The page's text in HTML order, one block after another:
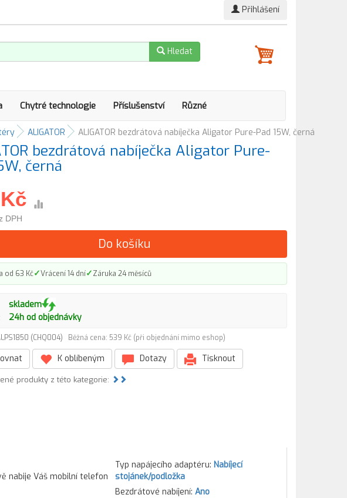
Přihlášení
Hledat
Chytré technologie Příslušenství Různé
ALIGATOR ALIGATOR bezdrátová nabíječka Aligator Pure-Pad 15W, černá
bezdrátová nabíječka Aligator Pure-
černá
DPH
Do košíku
od 63 Kč✓Vrácení 14 dní✓Záruka 24 měsíců
skladem
24h od objednávky
(CHQ004) Běžná cena: 539 Kč (při objednání mimo eshop)
K oblíbeným Dotazy Tisknout
produkty z této kategorie:
nabije Váš mobilní telefon
Typ napájecího adaptéru: Nabíjecí
stojánek/podložka
Bezdrátové nabíjení: Ano